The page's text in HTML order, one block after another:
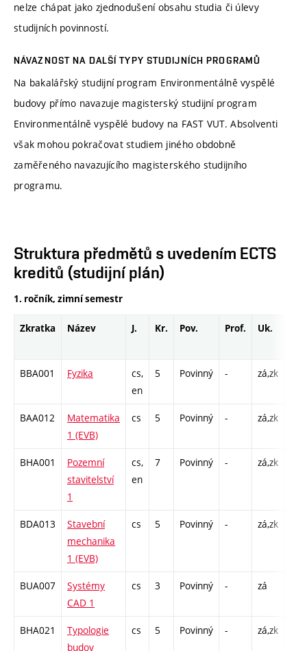
nelze chápat jako zjednodušení obsahu studia či úlevy
studijních povinností.
NÁVAZNOST NA DALŠÍ TYPY STUDIJNÍCH PROGRAMŮ
Na bakalářský studijní program Environmentálně vyspělé
budovy přímo navazuje magisterský studijní program
Environmentálně vyspělé budovy na FAST VUT. Absolventi
však mohou pokračovat studiem jiného obdobně
zaměřeného navazujícího magisterského studijního
programu.
Struktura předmětů s uvedením ECTS
kreditů (studijní plán)
1. ročník, zimní semestr
Zkratka Název J. Kr. Pov. Prof. Uk.
BBA001 Fyzika
cs,
en
5 Povinný - zá,zk
BAA012
Matematika
1 (EVB)
cs 5 Povinný - zá,zk
BHA001
Pozemní
stavitelství
1
cs,
en
7 Povinný - zá,zk
BDA013
Stavební
mechanika
1 (EVB)
cs 5 Povinný - zá,zk
BUA007
Systémy
CAD 1
cs 3 Povinný - zá
BHA021
Typologie
budov
cs 5 Povinný - zá,zk